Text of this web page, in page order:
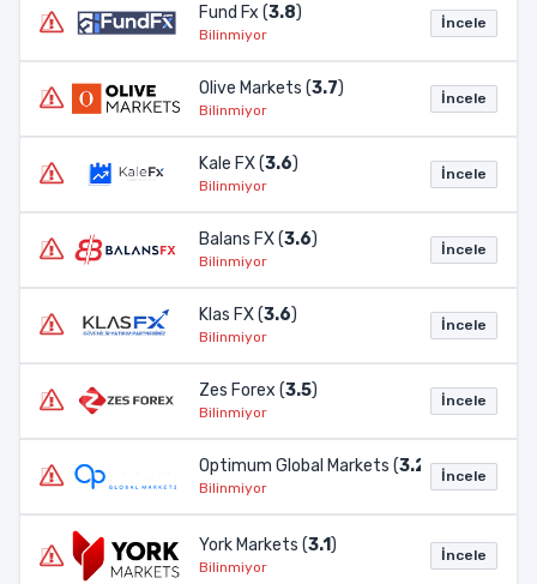
Fund Fx (3.8)
Bilinmiyor
İncele
Olive Markets (3.7)
Bilinmiyor
İncele
Kale FX (3.6)
Bilinmiyor
İncele
Balans FX (3.6)
Bilinmiyor
İncele
Klas FX (3.6)
Bilinmiyor
İncele
Zes Forex (3.5)
Bilinmiyor
İncele
Optimum Global Markets (3.2 )
Bilinmiyor
İncele
York Markets (3.1)
Bilinmiyor
İncele